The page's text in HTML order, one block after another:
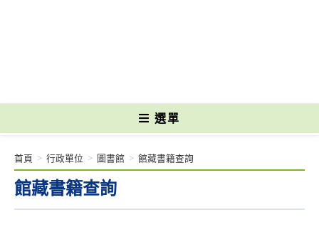
選單
館藏書籍查詢
首頁 > 行政單位 > 圖書館 > 館藏書籍查詢